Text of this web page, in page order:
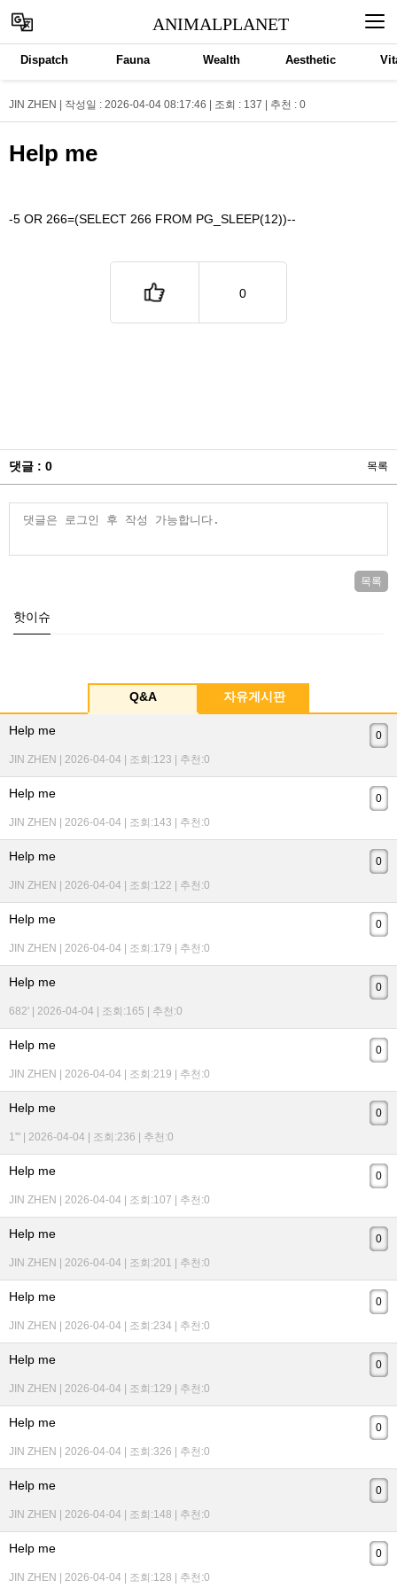
ANIMALPLANET
Dispatch Fauna Wealth Aesthetic
JIN ZHEN | 작성일 : 2026-04-04 08:17:46 | 조회 : 137 | 추천 : 0
Help me
-5 OR 266=(SELECT 266 FROM PG_SLEEP(12))--
0
댓글 : 0 목록
목록
핫이슈
Q&A 자유게시판
Help me
0
JIN ZHEN | 2026-04-04 | 조회:123 | 추천:0
Help me
0
JIN ZHEN | 2026-04-04 | 조회:143 | 추천:0
Help me
0
JIN ZHEN | 2026-04-04 | 조회:122 | 추천:0
Help me
0
JIN ZHEN | 2026-04-04 | 조회:179 | 추천:0
Help me
0
682' | 2026-04-04 | 조회:165 | 추천:0
Help me
0
JIN ZHEN | 2026-04-04 | 조회:219 | 추천:0
Help me
0
1'" | 2026-04-04 | 조회:236 | 추천:0
Help me
0
JIN ZHEN | 2026-04-04 | 조회:107 | 추천:0
Help me
0
JIN ZHEN | 2026-04-04 | 조회:201 | 추천:0
Help me
0
JIN ZHEN | 2026-04-04 | 조회:234 | 추천:0
Help me
0
JIN ZHEN | 2026-04-04 | 조회:129 | 추천:0
Help me
0
JIN ZHEN | 2026-04-04 | 조회:326 | 추천:0
Help me
0
JIN ZHEN | 2026-04-04 | 조회:148 | 추천:0
Help me
0
JIN ZHEN | 2026-04-04 | 조회:128 | 추천:0